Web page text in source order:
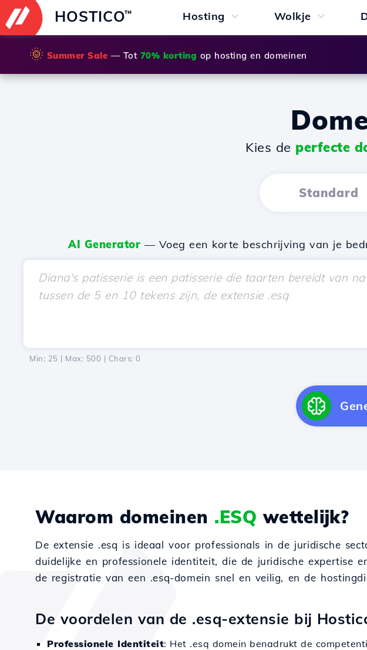
HOSTICO™ Hosting Wolkje
🌞 Summer Sale — Tot 70% korting op hosting en domeinen
Kies de perfecte
Standard
AI Generator — Voeg een korte beschrijving van je
Min: 25 | Max: 500 | Chars: 0
Waarom domeinen .ESQ wettelijk?
De extensie .esq is ideaal voor professionals in de juridische
duidelijke en professionele identiteit, die de juridische expertise
de registratie van een .esq-domein snel en veilig, en de
De voordelen van de .esq-extensie bij
Professionele Identiteit: Het .esq domein benadrukt de